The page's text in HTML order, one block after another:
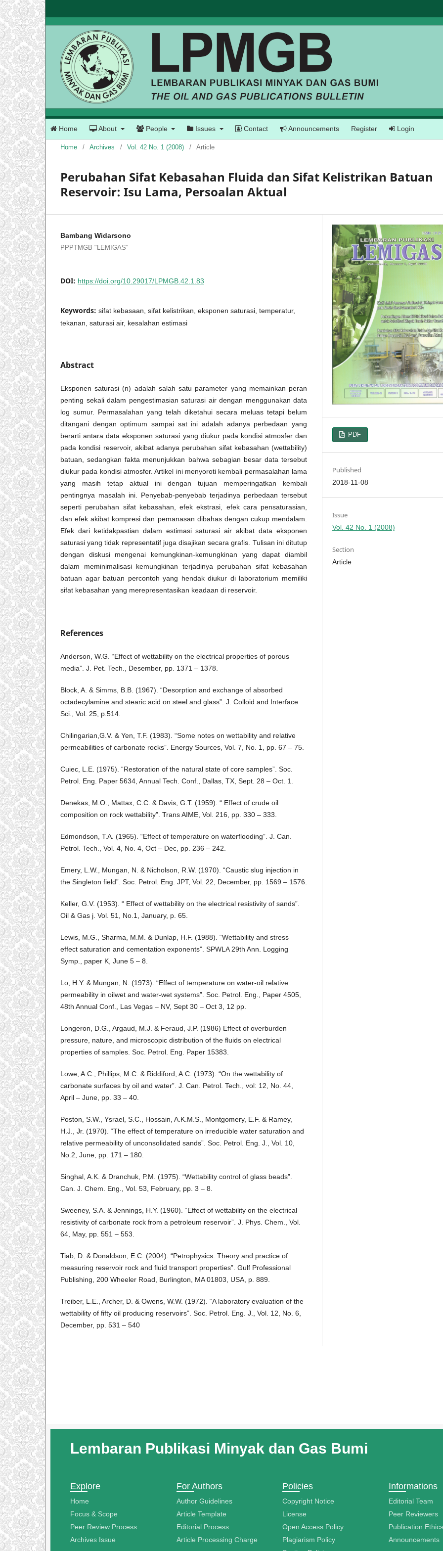
Home About People Issues Contact Announcements Register Login
Home / Archives / Vol. 42 No. 1 (2008) / Article
Perubahan Sifat Kebasahan Fluida dan Sifat Kelistrikan Batuan
Reservoir: Isu Lama, Persoalan Aktual
Bambang Widarsono
PPPTMGB "LEMIGAS"
DOI: https://doi.org/10.29017/LPMGB.42.1.83
Keywords: sifat kebasaan, sifat kelistrikan, eksponen saturasi, temperatur,
tekanan, saturasi air, kesalahan estimasi
Abstract
Eksponen saturasi (n) adalah salah satu parameter yang memainkan peran
penting sekali dalam pengestimasian saturasi air dengan menggunakan data
log sumur. Permasalahan yang telah diketahui secara meluas tetapi belum
ditangani dengan optimum sampai sat ini adalah adanya perbedaan yang
berarti antara data eksponen saturasi yang diukur pada kondisi atmosfer dan
pada kondisi reservoir, akibat adanya perubahan sifat kebasahan (wettability)
batuan, sedangkan fakta menunjukkan bahwa sebagian besar data tersebut
diukur pada kondisi atmosfer. Artikel ini menyoroti kembali permasalahan lama
yang masih tetap aktual ini dengan tujuan memperingatkan kembali
pentingnya masalah ini. Penyebab-penyebab terjadinya perbedaan tersebut
seperti perubahan sifat kebasahan, efek ekstrasi, efek cara pensaturasian,
dan efek akibat kompresi dan pemanasan dibahas dengan cukup mendalam.
Efek dari ketidakpastian dalam estimasi saturasi air akibat data eksponen
saturasi yang tidak representatif juga disajikan secara grafis. Tulisan ini ditutup
dengan diskusi mengenai kemungkinan-kemungkinan yang dapat diambil
dalam meminimalisasi kemungkinan terjadinya perubahan sifat kebasahan
batuan agar batuan percontoh yang hendak diukur di laboratorium memiliki
sifat kebasahan yang merepresentasikan keadaan di reservoir.
References
Anderson, W.G. “Effect of wettability on the electrical properties of porous
media”. J. Pet. Tech., Desember, pp. 1371 – 1378.
Block, A. & Simms, B.B. (1967). “Desorption and exchange of absorbed
octadecylamine and stearic acid on steel and glass”. J. Colloid and Interface
Sci., Vol. 25, p.514.
Chilingarian,G.V. & Yen, T.F. (1983). “Some notes on wettability and relative
permeabilities of carbonate rocks”. Energy Sources, Vol. 7, No. 1, pp. 67 – 75.
Cuiec, L.E. (1975). “Restoration of the natural state of core samples”. Soc.
Petrol. Eng. Paper 5634, Annual Tech. Conf., Dallas, TX, Sept. 28 – Oct. 1.
Denekas, M.O., Mattax, C.C. & Davis, G.T. (1959). “ Effect of crude oil
composition on rock wettability”. Trans AIME, Vol. 216, pp. 330 – 333.
Edmondson, T.A. (1965). “Effect of temperature on waterflooding”. J. Can.
Petrol. Tech., Vol. 4, No. 4, Oct – Dec, pp. 236 – 242.
Emery, L.W., Mungan, N. & Nicholson, R.W. (1970). “Caustic slug injection in
the Singleton field”. Soc. Petrol. Eng. JPT, Vol. 22, December, pp. 1569 – 1576.
Keller, G.V. (1953). “ Effect of wettability on the electrical resistivity of sands”.
Oil & Gas j. Vol. 51, No.1, January, p. 65.
Lewis, M.G., Sharma, M.M. & Dunlap, H.F. (1988). “Wettability and stress
effect saturation and cementation exponents”. SPWLA 29th Ann. Logging
Symp., paper K, June 5 – 8.
Lo, H.Y. & Mungan, N. (1973). “Effect of temperature on water-oil relative
permeability in oilwet and water-wet systems”. Soc. Petrol. Eng., Paper 4505,
48th Annual Conf., Las Vegas – NV, Sept 30 – Oct 3, 12 pp.
Longeron, D.G., Argaud, M.J. & Feraud, J.P. (1986) Effect of overburden
pressure, nature, and microscopic distribution of the fluids on electrical
properties of samples. Soc. Petrol. Eng. Paper 15383.
Lowe, A.C., Phillips, M.C. & Riddiford, A.C. (1973). “On the wettability of
carbonate surfaces by oil and water”. J. Can. Petrol. Tech., vol: 12, No. 44,
April – June, pp. 33 – 40.
Poston, S.W., Ysrael, S.C., Hossain, A.K.M.S., Montgomery, E.F. & Ramey,
H.J., Jr. (1970). “The effect of temperature on irreducible water saturation and
relative permeability of unconsolidated sands”. Soc. Petrol. Eng. J., Vol. 10,
No.2, June, pp. 171 – 180.
Singhal, A.K. & Dranchuk, P.M. (1975). “Wettability control of glass beads”.
Can. J. Chem. Eng., Vol. 53, February, pp. 3 – 8.
Sweeney, S.A. & Jennings, H.Y. (1960). “Effect of wettability on the electrical
resistivity of carbonate rock from a petroleum reservoir”. J. Phys. Chem., Vol.
64, May, pp. 551 – 553.
Tiab, D. & Donaldson, E.C. (2004). “Petrophysics: Theory and practice of
measuring reservoir rock and fluid transport properties”. Gulf Professional
Publishing, 200 Wheeler Road, Burlington, MA 01803, USA, p. 889.
Treiber, L.E., Archer, D. & Owens, W.W. (1972). “A laboratory evaluation of the
wettability of fifty oil producing reservoirs”. Soc. Petrol. Eng. J., Vol. 12, No. 6,
December, pp. 531 – 540
PDF
Published
2018-11-08
Issue
Vol. 42 No. 1 (2008)
Section
Article
Lembaran Publikasi Minyak dan Gas Bumi
Explore
Home
Focus & Scope
Peer Review Process
Archives Issue
For Authors
Author Guidelines
Article Template
Editorial Process
Article Processing Charge
Policies
Copyright Notice
License
Open Access Policy
Plagiarism Policy
Informations
Editorial Team
Peer Reviewers
Publication Ethics
Announcements